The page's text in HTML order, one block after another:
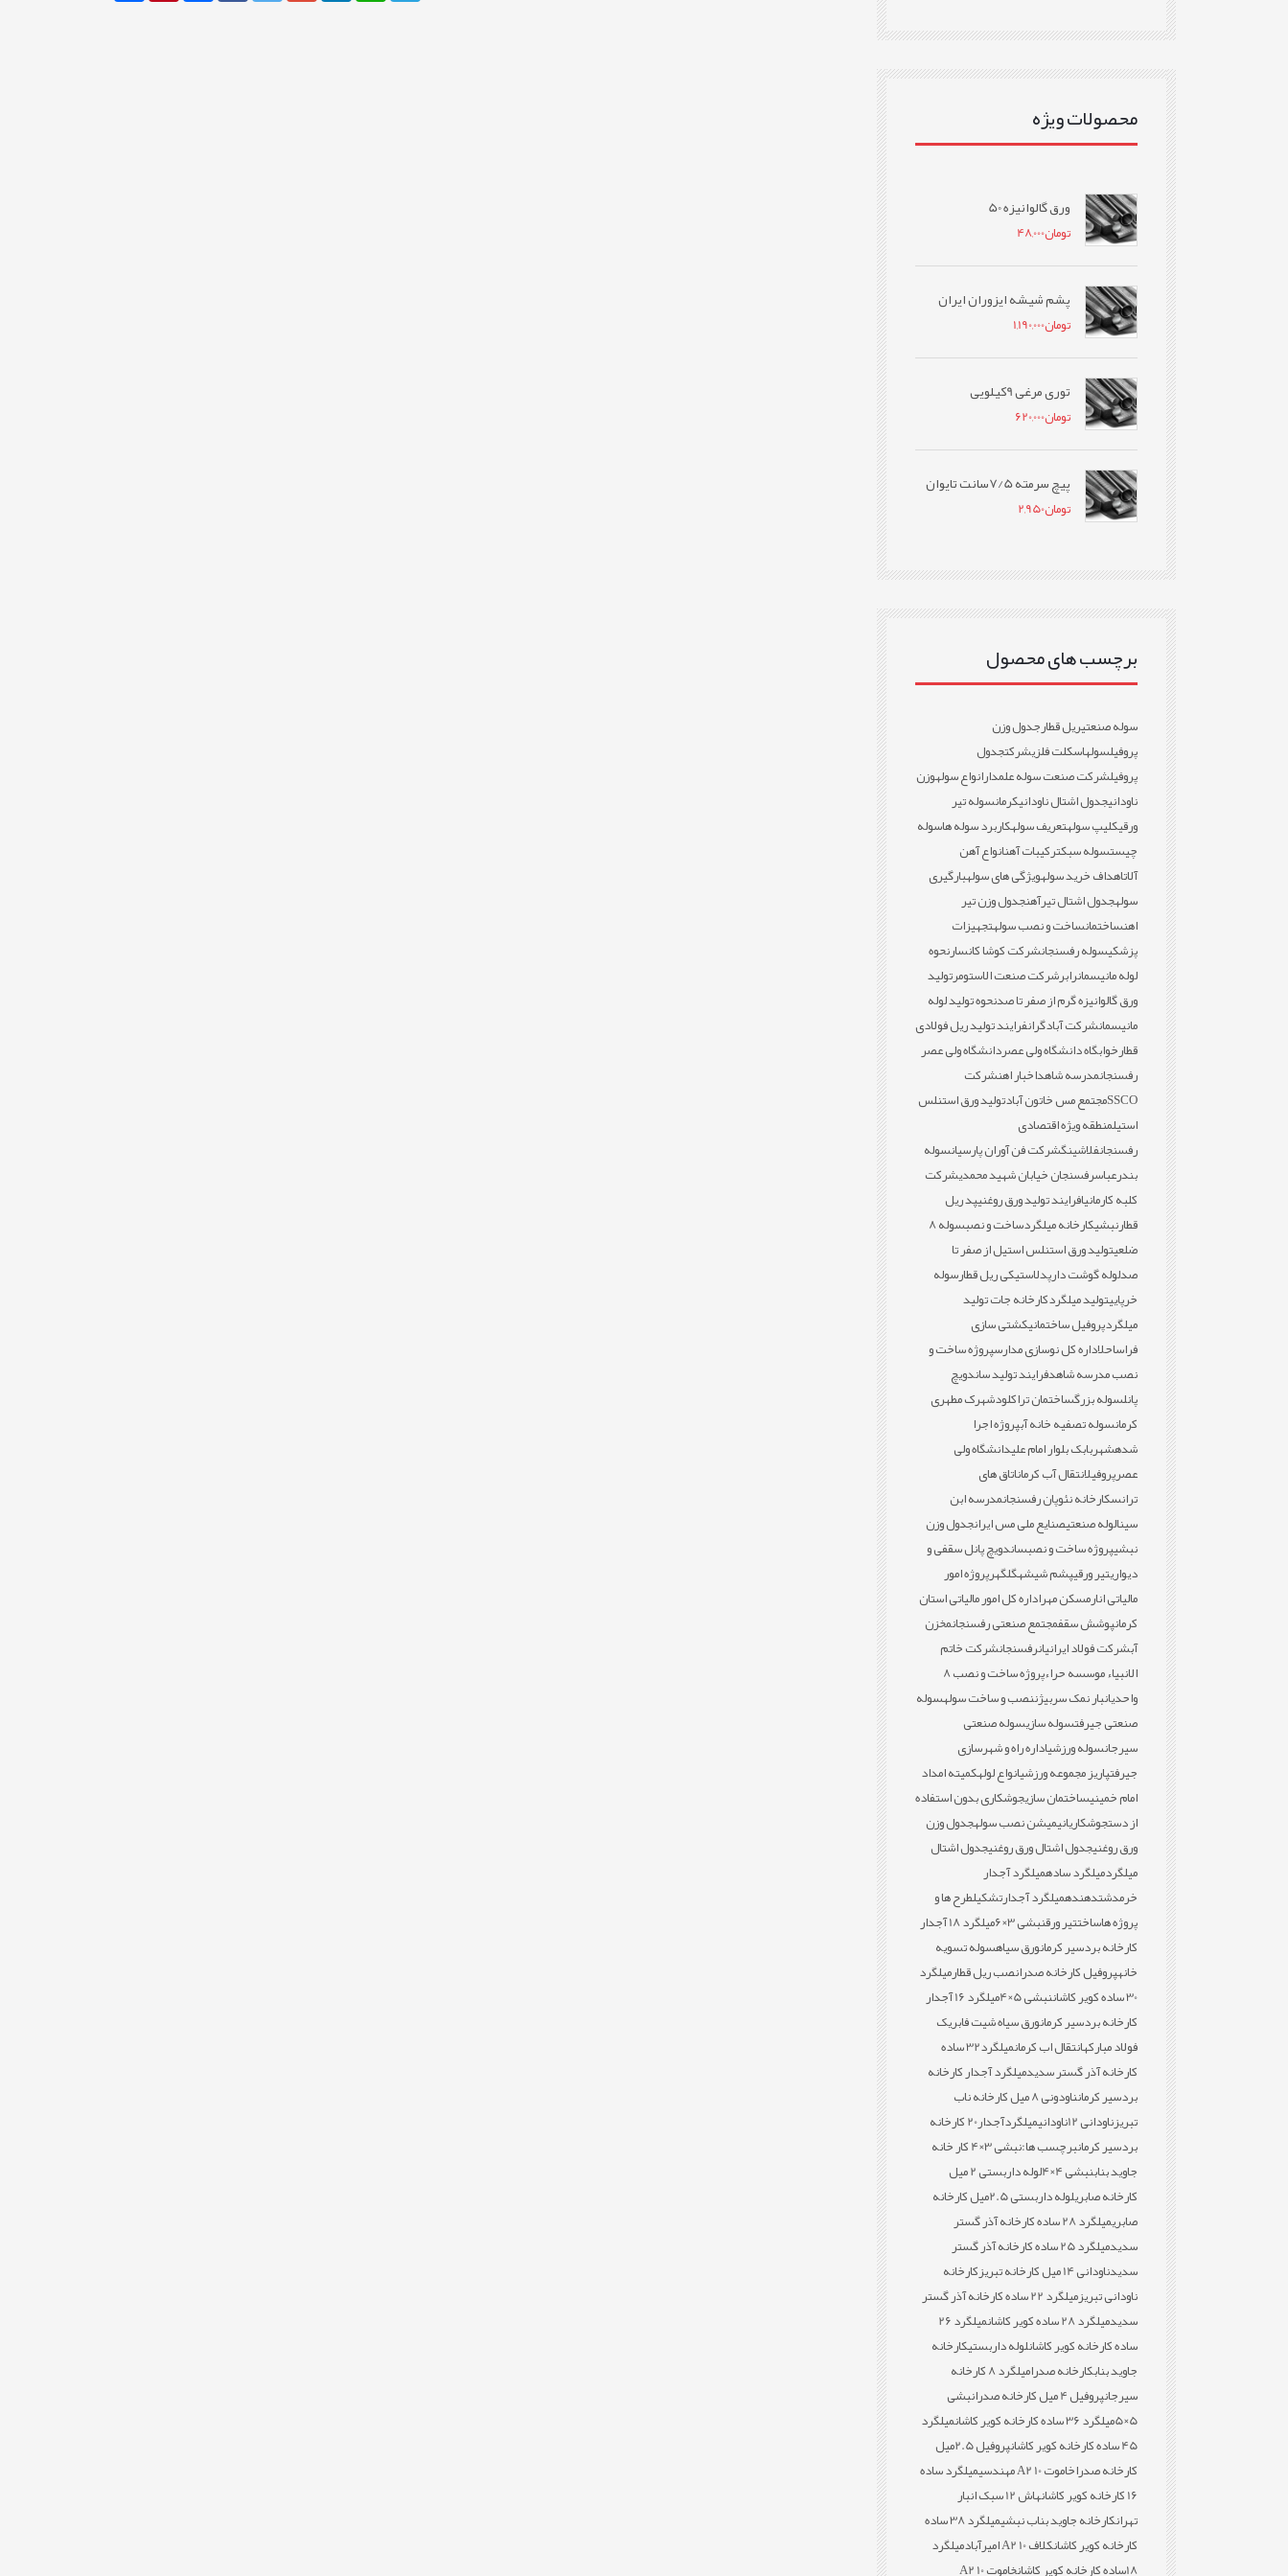
محصولات ویژه
ورق گالوانیزه 50
تومان48,000
پشم شیشه ایزوران ایران
تومان1,190,000
توری مرغی 9کیلویی
تومان620,000
پیچ سرمته 7/5سانت تایوان
تومان2,950
برچسب های محصول
سوله صنعتیریل قطارجدول وزن
پروفیلسولهاسکلت فلزیشرکتجدول
پروفیلشرکت صنعت سوله علمدارانواع سولهوزن
ناودانیجدول اشتال ناودانیکرمانسوله تیر
ورقیکلیپ سولهتعریف سولهکاربرد سوله هاسوله
چیستسوله سبکترکیبات آهنانواع آهن
آلاتاهداف خرید سولهویژگی های سولهبارگیری
سولهجدول اشتال تیرآهنجدول وزن تیر
اهنساختمانساخت و نصب سولهتجهیزات
پزشکیسوله رفسنجانشرکت کوشا کانسارنحوه
لوله مانیسمانرابرشرکت صنعت الاستومرتولید
ورق گالوانیزه گرم از صفر تا صدنحوه تولید لوله
مانیسمانشرکت آبادگرانفرایند تولید ریل فولادی
قطارخوابگاه دانشگاه ولی عصردانشگاه ولی عصر
رفسنجانمدرسه شاهداخبار اهنشرکت
SSCOمجتمع مس خاتون آبادتولید ورق استنلس
استیلمنطقه ویژه اقتصادی
رفسنجانفلاشینگشرکت فن آوران پارسیانسوله
بندرعباسرفسنجان خیابان شهید محمدیشرکت
کلبه کارمانیافرایند تولید ورق روغنیپد ریل
قطارنبشیکارخانه میلگردساخت و نصب
سوله 8
ضلعیتولید ورق استنلس استیل از صفر تا
صدلوله گوشت دارپدلاستیکی ریل قطارسوله
خرپاییتولید میلگردکارخانه جات تولید
میلگردپروفیل ساختمانیکشتی سازی
فراساحلاداره کل نوسازی مدارسپروژه ساخت و
نصب مدرسه شاهدفرایند تولید ساندویچ
پانلسوله بزرگساختمان تراکلودشهرک مطهری
کرمانسوله تصفیه خانه آبپروژه اجرا
شدهشهربابک بلوار امام علیدانشگاه ولی
عصرپروفیلانتقال آب کرماناتاق های
ترانسکارخانه نئوپان رفسنجانمدرسه ابن
سینالوله صنعتیصنایع ملی مس ایرانجدول وزن
نبشیپروژه ساخت و نصبساندویچ پانل سقفی و
دیواریتیر ورقیپشم شیشهگلگهرپروژه امور
مالیاتی انارمسکن مهراداره کل امور مالیاتی استان
کرمانپوشش سقفمجتمع صنعتی رفسنجانمخزن
آبشرکت فولاد ایرانیانرفسنجانشرکت خاتم
الانبیاء موسسه حراء
پروژه ساخت و نصب 8
واحدیانبار نمک سربیژننصب و ساخت سولهسوله
صنعتی جیرفتسوله سازیسوله صنعتی
سیرجانسوله ورزشیاداره راه و شهرسازی
جیرفتپاریز مجموعه ورزشیانواع لولهکمیته امداد
امام خمینیساختمان سازیجوشکاری بدون استفاده
از دستجوشکاریانیمیشن نصب سولهجدول وزن
ورق روغنیجدول اشتال ورق روغنیجدول اشتال
میلگردمیلگرد سادهمیلگرد آجدار
خرمدشتدهندهمیلگرد آجدارتشکیلطرح ها و
پروژه هاساختتیر ورقنبشی 3×6
میلگرد 18 آجدار
کارخانه بردسیر کرمانورق سیاهسوله تسویه
خانهپروفیل کارخانه صدرانصب ریل قطارمیلگرد
30 ساده کویر کاشان
نبشی 5×4
میلگرد 16 آجدار
کارخانه بردسیر کرمانورق سیاه شیت فابریک
فولاد مبارکهانتقال اب کرمان
میلگرد32 ساده
کارخانه آذر گستر سدیدمیلگرد آجدار کارخانه
بردسیر کرمان
ناودونی 8 میل کارخانه ناب
تبریزناودانی 12 ناودانی
میلگردآجدار20 کارخانه
بردسیر کرمانبرچسب ها:
نبشی 3×4 کار خانه
جاوید بنابنبشی 4×4
لوله داربستی 2 میل
کارخانه صابری
لوله داربستی 2.5میل کارخانه
صابری
میلگرد 28 ساده کارخانه آذر گستر
سدید
میلگرد 25 ساده کارخانه آذر گستر
سدیدناودانی 14 میل کارخانه تبریز
کارخانه
ناودانی تبریز
میلگرد 22 ساده کارخانه آذر گستر
سدیدمیلگرد 28 ساده کویر کاشان
میلگرد 26
ساده کارخانه کویر کاشانلوله داربستیکارخانه
جاوید بنابکارخانه صدرا
میلگرد 8 کارخانه
سیرجانپروفیل 4 میل کارخانه صدرا
نبشی
5×5
میلگرد 36 ساده کارخانه کویر کاشان
میلگرد
45 ساده کارخانه کویر کاشان
پروفیل 2.5میل
کارخانه صدراخاموت 10 A2 مهندسی
میلگرد ساده
16 کارخانه کویر کاشان
هاش 12 سبک انبار
تهرانکارخانه جاوید بناب نبشی
میلگرد 38 ساده
کارخانه کویر کاشانکلاف 10 A2 امیرآباد
میلگرد
18ساده کارخانه کویر کاشان
خاموت 10 A2